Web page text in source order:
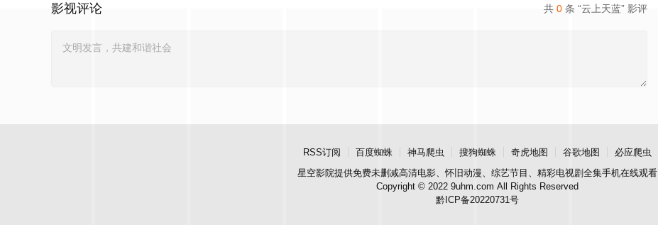
共 0 条 “云上天蓝” 影评
影视评论
RSS订阅 百度蜘蛛 神马爬虫 搜狗蜘蛛 奇虎地图 谷歌地图
必应爬虫
星空影院提供免费未删减高清电影、怀旧动漫、综艺节目、精彩电视剧全集手机在线观看
Copyright © 2022 9uhm.com All Rights Reserved
黔ICP备20220731号